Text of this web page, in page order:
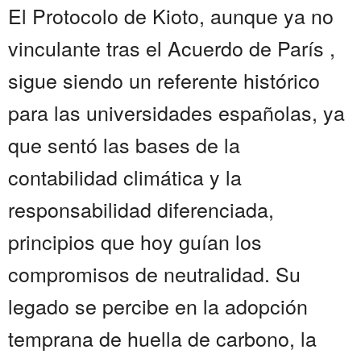
El Protocolo de Kioto, aunque ya no
vinculante tras el Acuerdo de París ,
sigue siendo un referente histórico
para las universidades españolas, ya
que sentó las bases de la
contabilidad climática y la
responsabilidad diferenciada,
principios que hoy guían los
compromisos de neutralidad. Su
legado se percibe en la adopción
temprana de huella de carbono, la